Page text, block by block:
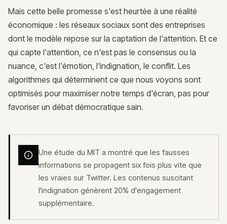
Mais cette belle promesse s'est heurtée à une réalité
économique : les réseaux sociaux sont des entreprises
dont le modèle repose sur la captation de l'attention. Et ce
qui capte l'attention, ce n'est pas le consensus ou la
nuance, c'est l'émotion, l'indignation, le conflit. Les
algorithmes qui déterminent ce que nous voyons sont
optimisés pour maximiser notre temps d'écran, pas pour
favoriser un débat démocratique sain.
Une étude du MIT a montré que les fausses
informations se propagent six fois plus vite que
les vraies sur Twitter. Les contenus suscitant
l'indignation génèrent 20% d'engagement
supplémentaire.